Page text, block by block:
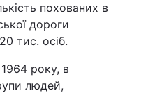
похованих в
дороги
тис. осіб.
року, в
людей,